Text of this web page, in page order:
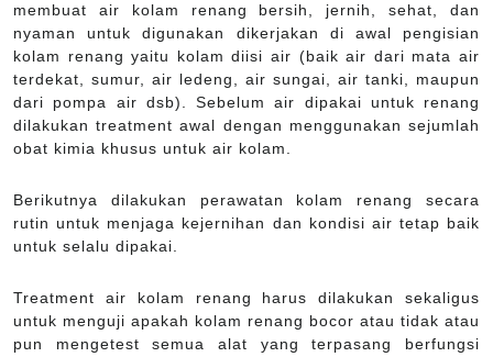
membuat air kolam renang bersih, jernih, sehat, dan
nyaman untuk digunakan dikerjakan di awal pengisian
kolam renang yaitu kolam diisi air (baik air dari mata air
terdekat, sumur, air ledeng, air sungai, air tanki, maupun
dari pompa air dsb). Sebelum air dipakai untuk renang
dilakukan treatment awal dengan menggunakan sejumlah
obat kimia khusus untuk air kolam.
Berikutnya dilakukan perawatan kolam renang secara
rutin untuk menjaga kejernihan dan kondisi air tetap baik
untuk selalu dipakai.
Treatment air kolam renang harus dilakukan sekaligus
untuk menguji apakah kolam renang bocor atau tidak atau
pun mengetest semua alat yang terpasang berfungsi